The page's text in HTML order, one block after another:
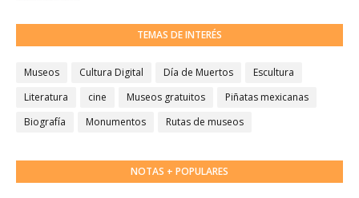
TEMAS DE INTERÉS
Museos Cultura Digital Día de Muertos
Escultura
Literatura
cine Museos gratuitos
Piñatas mexicanas
Biografía
Monumentos Rutas de museos
NOTAS + POPULARES